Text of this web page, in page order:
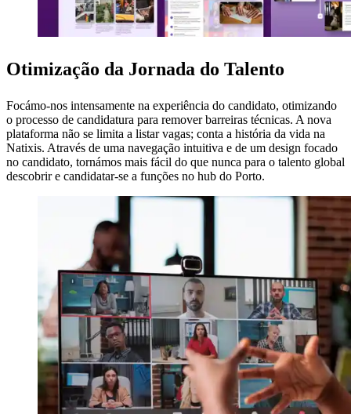
Otimização da Jornada do Talento
Focámo-nos intensamente na experiência do candidato, otimizando
o processo de candidatura para remover barreiras técnicas. A nova
plataforma não se limita a listar vagas; conta a história da vida na
Natixis. Através de uma navegação intuitiva e de um design focado
no candidato, tornámos mais fácil do que nunca para o talento global
descobrir e candidatar-se a funções no hub do Porto.